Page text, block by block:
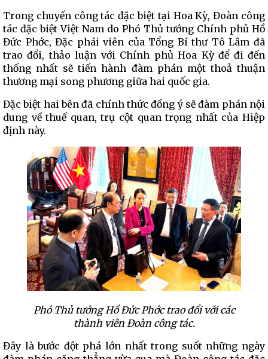
Trong chuyến công tác đặc biệt tại Hoa Kỳ, Đoàn công
tác đặc biệt Việt Nam do Phó Thủ tướng Chính phủ Hồ
Đức Phớc, Đặc phái viên của Tổng Bí thư Tô Lâm đã
trao đổi, thảo luận với Chính phủ Hoa Kỳ để đi đến
thống nhất sẽ tiến hành đàm phán một thoả thuận
thương mại song phương giữa hai quốc gia.
Đặc biệt hai bên đã chính thức đồng ý sẽ đàm phán nội
dung về thuế quan, trụ cột quan trọng nhất của Hiệp
định này.
Phó Thủ tướng Hồ Đức Phớc trao đổi với các
thành viên Đoàn công tác.
Đây là bước đột phá lớn nhất trong suốt những ngày